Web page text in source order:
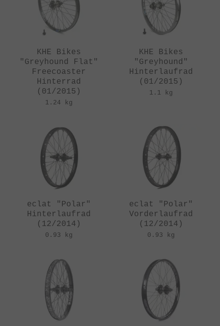
KHE Bikes
"Greyhound Flat"
Freecoaster
Hinterrad
(01/2015)
1.24 kg
KHE Bikes
"Greyhound"
Hinterlaufrad
(01/2015)
1.1 kg
eclat "Polar"
Hinterlaufrad
(12/2014)
0.93 kg
eclat "Polar"
Vorderlaufrad
(12/2014)
0.93 kg